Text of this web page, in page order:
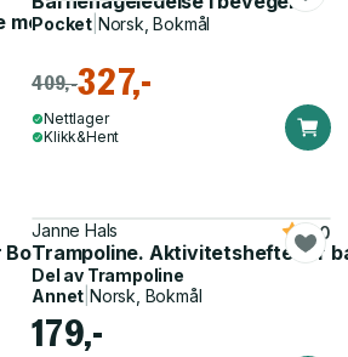
tilknytning i barnehagen
Pocket| Norsk, Bokmål
409,-327,-
Nettlager
Klikk&Hent
Booster
Janne Hals
Trampoline. Aktivitetshefte for
5.0
Del av Trampoline
Annet Norsk, Bokmål
179,-